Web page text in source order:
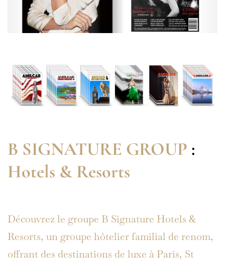
B SIGNATURE GROUP :
Hotels & Resorts
Découvrez le groupe B Signature Hotels &
Resorts, un groupe hôtelier familial de renom,
offrant des destinations de luxe à Paris, St